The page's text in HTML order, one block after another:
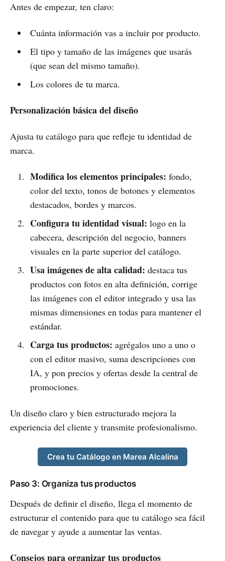
Antes de empezar, ten claro:
Cuánta información vas a incluir por producto.
El tipo y tamaño de las imágenes que usarás
(que sean del mismo tamaño).
Los colores de tu marca.
Personalización básica del diseño
Ajusta tu catálogo para que refleje tu identidad de
marca.
Modifica los elementos principales: fondo,
color del texto, tonos de botones y elementos
destacados, bordes y marcos.
Configura tu identidad visual: logo en la
cabecera, descripción del negocio, banners
visuales en la parte superior del catálogo.
Usa imágenes de alta calidad: destaca tus
productos con fotos en alta definición, corrige
las imágenes con el editor integrado y usa las
mismas dimensiones en todas para mantener el
estándar.
Carga tus productos: agrégalos uno a uno o
con el editor masivo, suma descripciones con
IA, y pon precios y ofertas desde la central de
promociones.
Un diseño claro y bien estructurado mejora la
experiencia del cliente y transmite profesionalismo.
Crea tu Catálogo en Marea Alcalina
Paso 3: Organiza tus productos
Después de definir el diseño, llega el momento de
estructurar el contenido para que tu catálogo sea fácil
de navegar y ayude a aumentar las ventas.
Consejos para organizar tus productos